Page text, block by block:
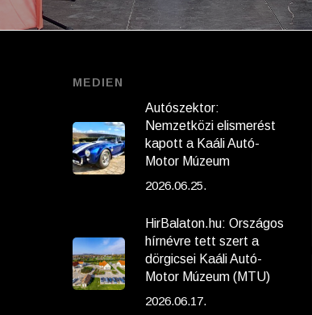
MEDIEN
Autószektor:
Nemzetközi elismerést
kapott a Kaáli Autó-
Motor Múzeum
2026.06.25.
HirBalaton.hu: Országos
hírnévre tett szert a
dörgicsei Kaáli Autó-
Motor Múzeum (MTU)
2026.06.17.